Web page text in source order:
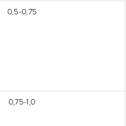
0,5-0,75
0,75-1,0